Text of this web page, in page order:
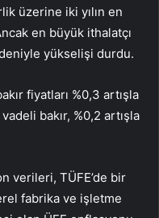
üzerine iki yılın en
en büyük ithalatçı
yükselişi durdu.
fiyatları %0,3 artışla
vadeli bakır, %0,2 artışla
verileri, TÜFE’de bir
fabrika ve işletme